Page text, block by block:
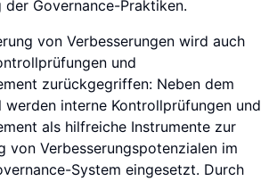
der Governance-Praktiken.
von Verbesserungen wird auch
und
zurückgegriffen: Neben dem
werden interne Kontrollprüfungen und
als hilfreiche Instrumente zur
von Verbesserungspotenzialen im
System eingesetzt. Durch